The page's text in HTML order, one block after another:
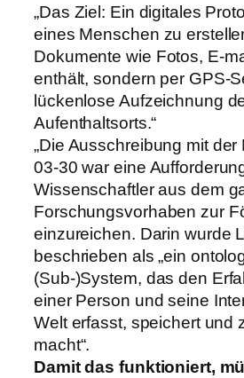
„Das Ziel: Ein digitales
eines Menschen zu
Dokumente wie Fotos, E-
enthält, sondern per GPS-
lückenlose Aufzeichnung
Aufenthaltsorts.“
„Die Ausschreibung mit der
03-30 war eine
Wissenschaftler aus dem
Forschungsvorhaben zur
einzureichen. Darin wurde
beschrieben als „ein
(Sub-)System, das den
einer Person und seine
Welt erfasst, speichert und
macht“.
Damit das funktioniert,